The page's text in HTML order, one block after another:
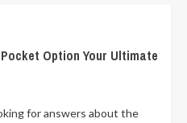
Option Your Ultimate
for answers about the